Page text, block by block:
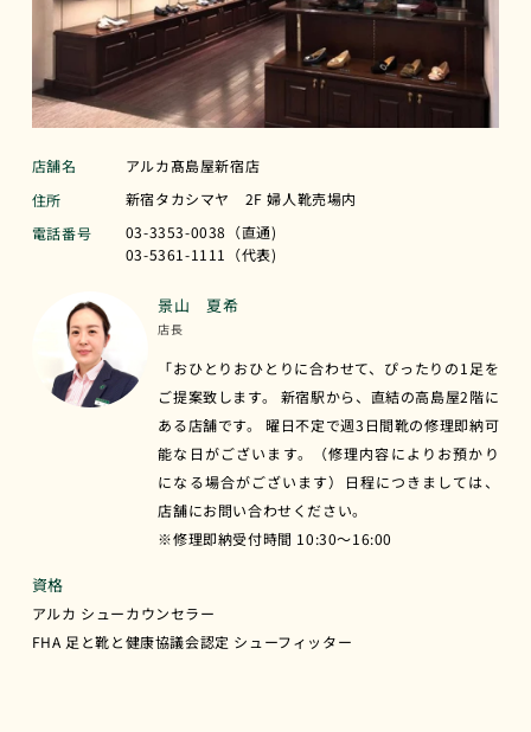
店舗名
アルカ髙島屋新宿店
住所
新宿タカシマヤ 2F 婦人靴売場内
電話番号
03-3353-0038（直通)
03-5361-1111（代表)
景山 夏希
店長
「おひとりおひとりに合わせて、ぴったりの1足を
ご提案致します。 新宿駅から、直結の高島屋2階に
ある店舗です。 曜日不定で週3日間靴の修理即納可
能な日がございます。（修理内容によりお預かり
になる場合がございます）日程につきましては、
店舗にお問い合わせください。
※修理即納受付時間 10:30〜16:00
資格
アルカ シューカウンセラー
FHA 足と靴と健康協議会認定 シューフィッター